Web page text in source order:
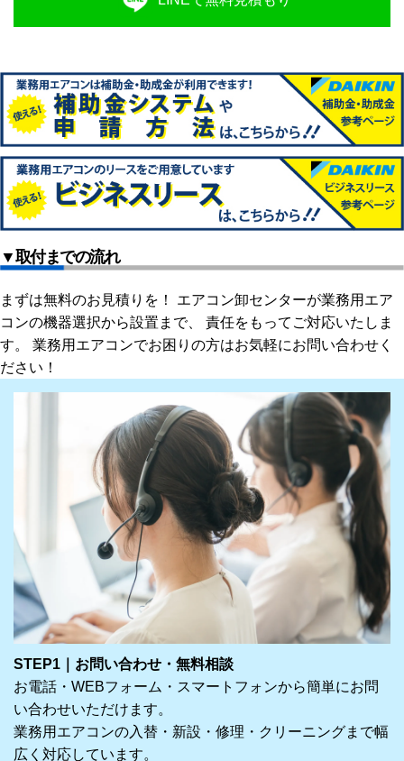
▼取付までの流れ
まずは無料のお見積りを！ エアコン卸センターが業務用エア
コンの機器選択から設置まで、 責任をもってご対応いたしま
す。 業務用エアコンでお困りの方はお気軽にお問い合わせく
ださい！
STEP1｜お問い合わせ・無料相談
お電話・WEBフォーム・スマートフォンから簡単にお問
い合わせいただけます。
業務用エアコンの入替・新設・修理・クリーニングまで幅
広く対応しています。